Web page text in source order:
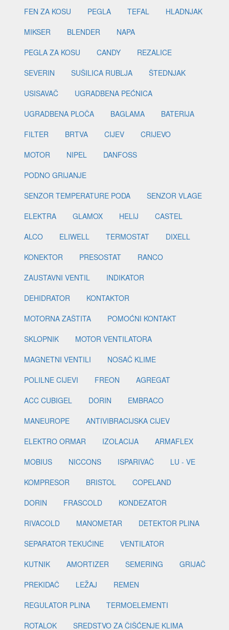
FEN ZA KOSU
PEGLA TEFAL
HLADNJAK
MIKSER
BLENDER
NAPA
PEGLA ZA KOSU
CANDY
REZALICE
SEVERIN
SUŠILICA RUBLJA
ŠTEDNJAK
USISAVAČ
UGRADBENA PEĆNICA
UGRADBENA PLOČA
BAGLAMA
BATERIJA
FILTER
BRTVA CIJEV
CRIJEVO
MOTOR
NIPEL
DANFOSS
PODNO GRIJANJE
SENZOR TEMPERATURE PODA
SENZOR VLAGE
ELEKTRA
GLAMOX HELIJ
CASTEL
ALCO
ELIWELL TERMOSTAT
DIXELL
KONEKTOR
PRESOSTAT
RANCO
ZAUSTAVNI VENTIL
INDIKATOR
DEHIDRATOR
KONTAKTOR
MOTORNA ZAŠTITA
POMOĆNI KONTAKT
SKLOPNIK
MOTOR VENTILATORA
MAGNETNI VENTILI
NOSAČ KLIME
POLILNE CIJEVI
FREON
AGREGAT
ACC CUBIGEL
DORIN
EMBRACO
MANEUROPE
ANTIVIBRACIJSKA CIJEV
ELEKTRO ORMAR
IZOLACIJA
ARMAFLEX
MOBIUS
NICCONS ISPARIVAČ
LU - VE
KOMPRESOR
BRISTOL
COPELAND
DORIN
FRASCOLD
KONDEZATOR
RIVACOLD
MANOMETAR
DETEKTOR PLINA
SEPARATOR TEKUĆINE
VENTILATOR
KUTNIK
AMORTIZER SEMERING
GRIJAČ
PREKIDAČ
LEŽAJ
REMEN
REGULATOR PLINA
TERMOELEMENTI
ROTALOK
SREDSTVO ZA ČIŠĆENJE KLIMA